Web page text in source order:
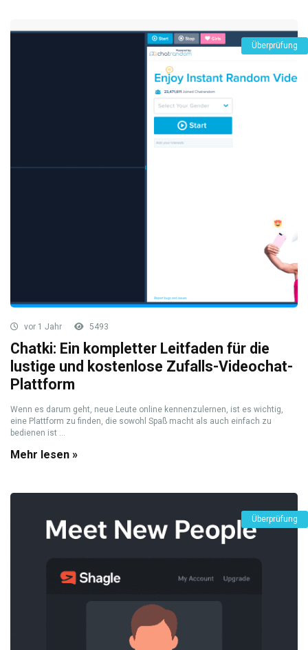
Überprüfung
vor 1 Jahr 5493
Chatki: Ein kompletter Leitfaden für die
lustige und kostenlose Zufalls-Videochat-
Plattform
Wenn es darum geht, neue Leute online kennenzulernen, ist es wichtig,
eine Plattform zu finden, die sowohl Spaß macht als auch einfach zu
bedienen ist ...
Mehr lesen »
Überprüfung